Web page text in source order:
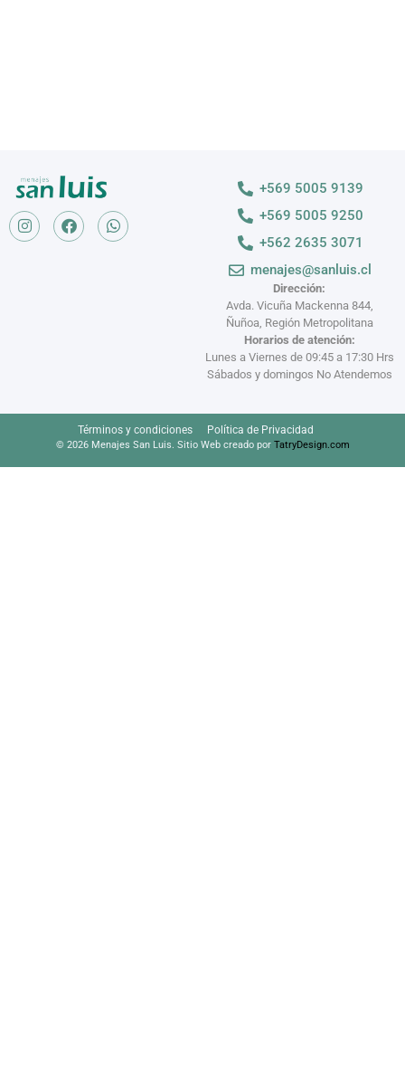
Dirección:
Avda. Vicuña Mackenna 844,
Ñuñoa, Región Metropolitana
Horarios de atención:
Lunes a Viernes de 09:45 a 17:30 Hrs
Sábados y domingos No Atendemos
+569 5005 9139
+569 5005 9250
+562 2635 3071
menajes@sanluis.cl
Términos y condiciones Política de Privacidad
© 2026 Menajes San Luis. Sitio Web creado por TatryDesign.com